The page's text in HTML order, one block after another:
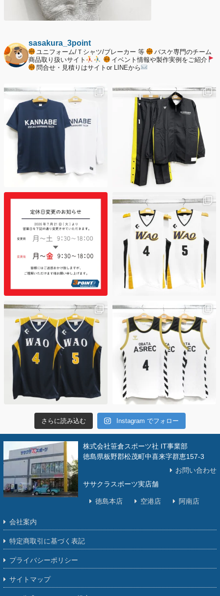
sasakura_3point
ユニフォーム/Ｔシャツ/ブレーカー 等
バスケ専門のチーム
商品取り扱いサイト
イベント情報や製作実例をご紹介
問合せ・見積りはサイトor LINEから
さらに読み込む Instagram でフォロー
株式会社笹倉スポーツ社 IT事業部
徳島県板野郡松茂町中喜来字群恵157-3
お問い合わせ
ササクラスポーツ実店舗
徳島本店 空港店 阿南店
会社案内
特定商取引に基づく表記
プライバシーポリシー
サイトマップ